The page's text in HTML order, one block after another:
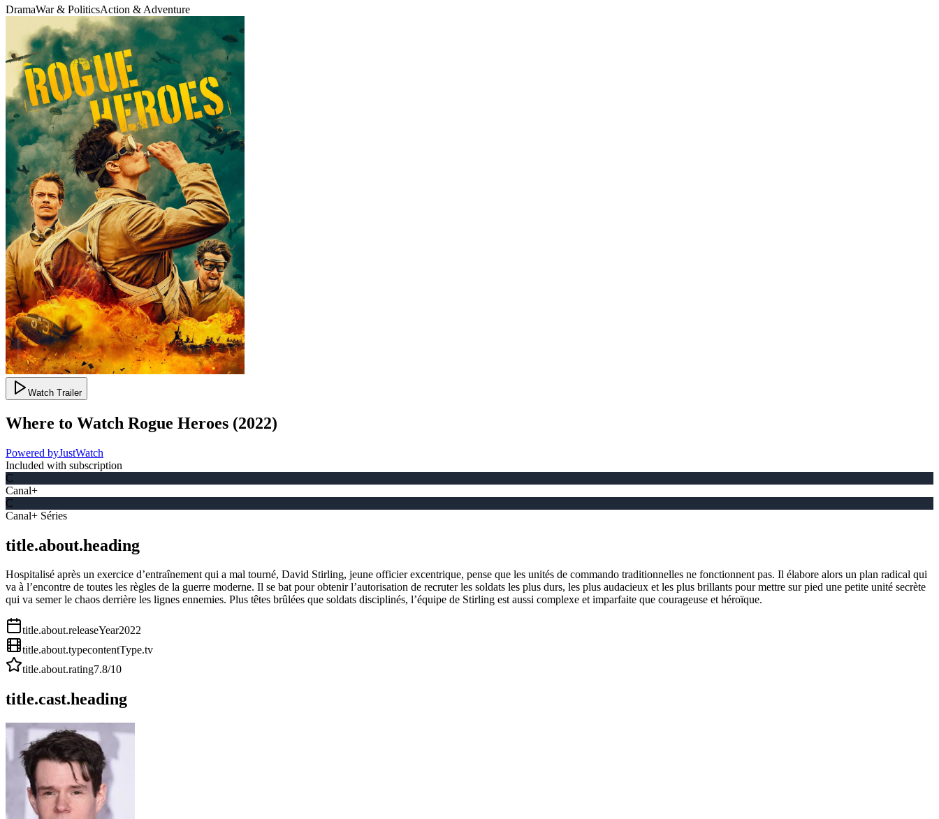
DramaWar & PoliticsAction & Adventure
Watch Trailer
Where to Watch Rogue Heroes (2022)
Powered byJustWatch
Included with subscription
C
Canal+
C
Canal+ Séries
title.about.heading
Hospitalisé après un exercice d’entraînement qui a mal tourné, David Stirling, jeune officier excentrique, pense que les unités de commando traditionnelles ne fonctionnent pas. Il élabore alors un plan radical qui
va à l’encontre de toutes les règles de la guerre moderne. Il se bat pour obtenir l’autorisation de recruter les soldats les plus durs, les plus audacieux et les plus brillants pour mettre sur pied une petite unité secrète
qui va semer le chaos derrière les lignes ennemies. Plus têtes brûlées que soldats disciplinés, l’équipe de Stirling est aussi complexe et imparfaite que courageuse et héroïque.
title.about.releaseYear2022
title.about.typecontentType.tv
title.about.rating7.8/10
title.cast.heading